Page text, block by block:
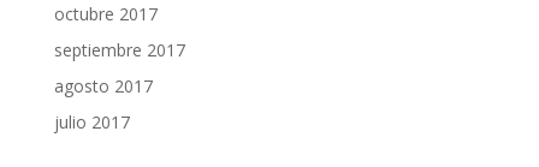
octubre 2017
septiembre 2017
agosto 2017
julio 2017